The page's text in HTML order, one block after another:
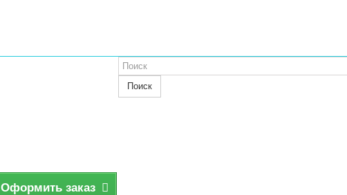
Поиск
Оформить заказ